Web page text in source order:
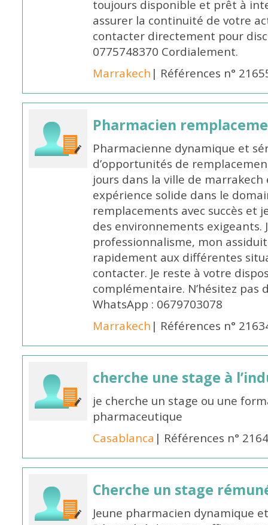
toujours disponible et prêt à
assurer la continuité de votre
contacter directement pour
0775748370 Cordialement.
Marrakech | Références n°
Pharmacien
Pharmacienne dynamique et
d’opportunités de
jours dans la ville de marrakech
expérience solide dans le
remplacements avec succès et
des environnements exigeants.
professionnalisme, mon
rapidement aux différentes
contacter. Je reste à votre
complémentaire. N’hésitez
WhatsApp : 0679703078
Marrakech | Références n°
cherche une stage à
je cherche un stage ou une
pharmaceutique
Casablanca | Références n°
Cherche un stage
Jeune pharmacien dynamique